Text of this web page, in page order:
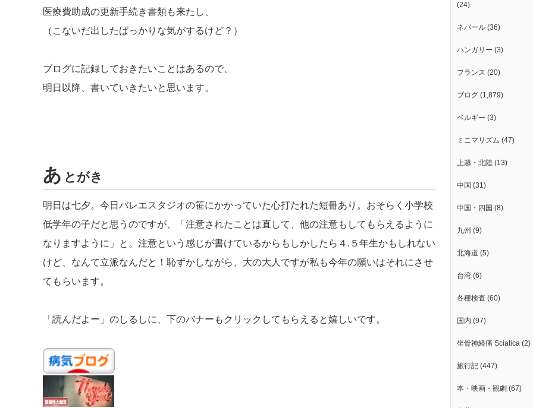
医療費助成の更新手続き書類も来たし、
（こないだ出したばっかりな気がするけど？）
ブログに記録しておきたいことはあるので、
明日以降、書いていきたいと思います。
あ とがき
明日は七夕。今日バレエスタジオの笹にかかっていた心打たれた短冊あり。おそらく小学校
低学年の子だと思うのですが、「注意されたことは直して、他の注意もしてもらえるように
なりますように」と。注意という感じが書けているからもしかしたら４.５年生かもしれない
けど、なんて立派なんだと！恥ずかしながら、大の大人ですが私も今年の願いはそれにさせ
てもらいます。
「読んだよー」のしるしに、下のバナーもクリックしてもらえると嬉しいです。
(24)
ネパール (36)
ハンガリー (3)
フランス (20)
ブログ (1,879)
ベルギー (3)
ミニマリズム (47)
上越・北陸 (13)
中国 (31)
中国・四国 (8)
九州 (9)
北海道 (5)
台湾 (6)
各種検査 (60)
国内 (97)
坐骨神経痛 Sciatica (2)
旅行記 (447)
本・映画・観劇 (67)